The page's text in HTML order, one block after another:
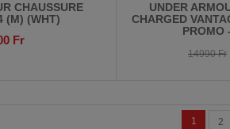
CHAUSSURE
(M) (WHT)
Fr
UNDER
CHARGED
PROMO
14990Fr
1 2